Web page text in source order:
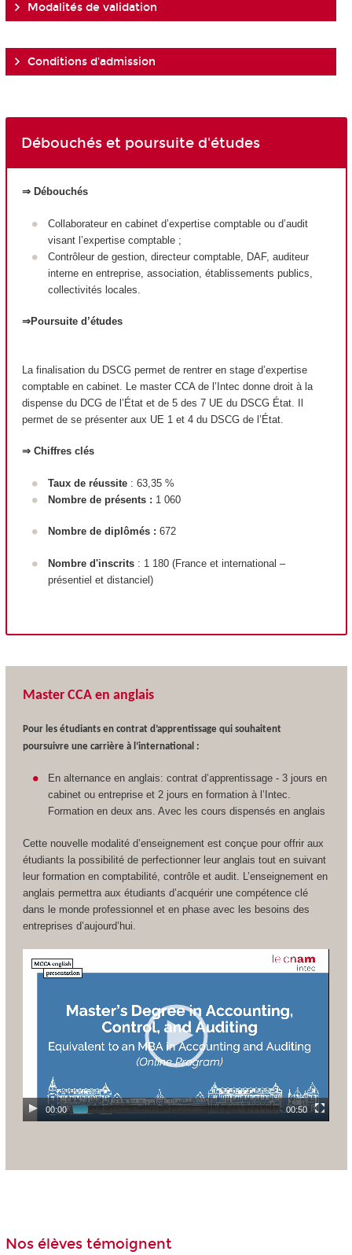
Modalités de validation
Conditions d'admission
Débouchés et poursuite d'études
⇒ Débouchés
Collaborateur en cabinet d’expertise comptable ou d’audit
visant l’expertise comptable ;
Contrôleur de gestion, directeur comptable, DAF, auditeur
interne en entreprise, association, établissements publics,
collectivités locales.
⇒Poursuite d’études
La finalisation du DSCG permet de rentrer en stage d’expertise
comptable en cabinet. Le master CCA de l’Intec donne droit à la
dispense du DCG de l’État et de 5 des 7 UE du DSCG État. Il
permet de se présenter aux UE 1 et 4 du DSCG de l’État.
⇒ Chiffres clés
Taux de réussite: 63,35 %
Nombre de présents : 1 060
Nombre de diplômés : 672
Nombre d'inscrits: 1 180 (France et international –
présentiel et distanciel)
Master CCA en anglais
Pour les étudiants en contrat d’apprentissage qui souhaitent
poursuivre une carrière à l’international :
En alternance en anglais: contrat d’apprentissage - 3 jours en
cabinet ou entreprise et 2 jours en formation à l’Intec.
Formation en deux ans. Avec les cours dispensés en anglais
Cette nouvelle modalité d’enseignement est conçue pour offrir aux
étudiants la possibilité de perfectionner leur anglais tout en suivant
leur formation en comptabilité, contrôle et audit. L’enseignement en
anglais permettra aux étudiants d’acquérir une compétence clé
dans le monde professionnel et en phase avec les besoins des
entreprises d’aujourd’hui.
00:00 00:50
Nos élèves témoignent